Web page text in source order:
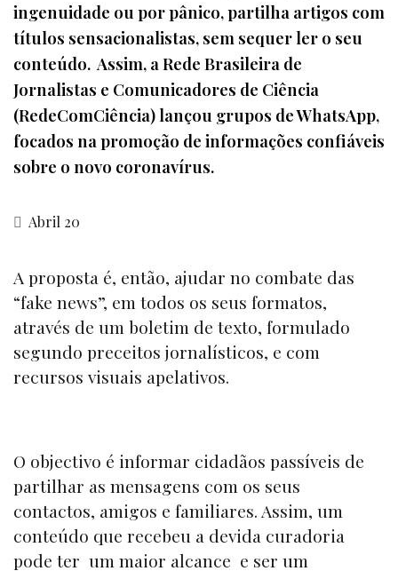
ingenuidade ou por pânico, partilha artigos com
títulos sensacionalistas, sem sequer ler o seu
conteúdo. Assim, a Rede Brasileira de
Jornalistas e Comunicadores de Ciência
(RedeComCiência) lançou grupos de WhatsApp,
focados na promoção de informações confiáveis
sobre o novo coronavírus.
Abril 20
A proposta é, então, ajudar no combate das
“fake news”, em todos os seus formatos,
através de um boletim de texto, formulado
segundo preceitos jornalísticos, e com
recursos visuais apelativos.
O objectivo é informar cidadãos passíveis de
partilhar as mensagens com os seus
contactos, amigos e familiares. Assim, um
conteúdo que recebeu a devida curadoria
pode ter um maior alcance e ser um